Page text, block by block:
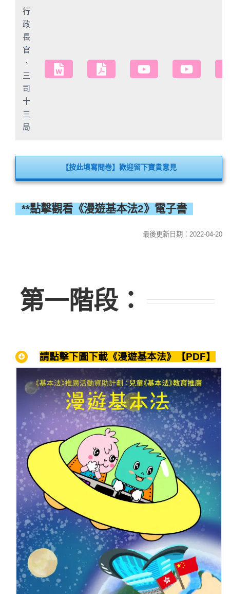
行
政
長
官
、
三
司
十
三
局
【按此填寫問卷】歡迎留下寶貴意見
**點擊觀看《漫遊基本法2》電子書
最後更新日期：2022-04-20
第一階段：
請點擊下圖下載《漫遊基本法》【PDF】